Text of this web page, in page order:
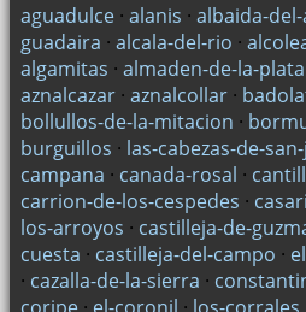
aguadulce· alanis · albaida-
guadaira · alcala-del-rio ·
algamitas · almaden-de-la-plata
aznalcazar· aznalcollar·
bollullos-de-la-mitacion ·
burguillos · las-cabezas-de-
campana · canada-rosal ·
carrion-de-los-cespedes ·
los-arroyos · castilleja-de-
cuesta · castilleja-del-campo ·
· cazalla-de-la-sierra ·
coripe· el-coronil · los-corrales